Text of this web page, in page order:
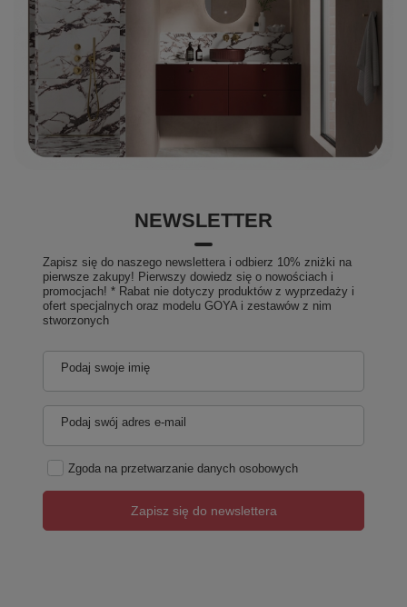
NEWSLETTER
Zapisz się do naszego newslettera i odbierz 10% zniżki na
pierwsze zakupy! Pierwszy dowiedz się o nowościach i
promocjach! * Rabat nie dotyczy produktów z wyprzedaży i
ofert specjalnych oraz modelu GOYA i zestawów z nim
stworzonych
Podaj swoje imię
Podaj swój adres e-mail
Zgoda na przetwarzanie danych osobowych
Zapisz się do newslettera